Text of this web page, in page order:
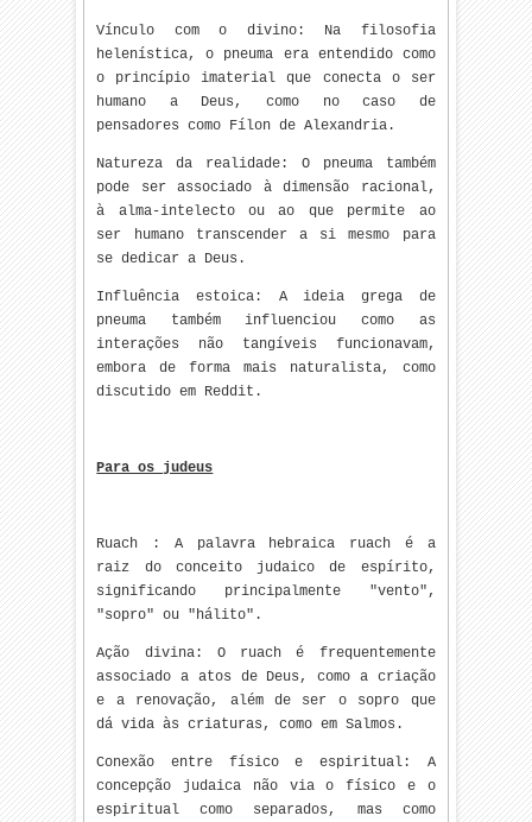
Vínculo com o divino: Na filosofia
helenística, o pneuma era entendido como
o princípio imaterial que conecta o ser
humano a Deus, como no caso de
pensadores como Fílon de Alexandria.
Natureza da realidade: O pneuma também
pode ser associado à dimensão racional,
à alma-intelecto ou ao que permite ao
ser humano transcender a si mesmo para
se dedicar a Deus.
Influência estoica: A ideia grega de
pneuma também influenciou como as
interações não tangíveis funcionavam,
embora de forma mais naturalista, como
discutido em Reddit.
Para os judeus
Ruach : A palavra hebraica ruach é a
raiz do conceito judaico de espírito,
significando principalmente "vento",
"sopro" ou "hálito".
Ação divina: O ruach é frequentemente
associado a atos de Deus, como a criação
e a renovação, além de ser o sopro que
dá vida às criaturas, como em Salmos.
Conexão entre físico e espiritual: A
concepção judaica não via o físico e o
espiritual como separados, mas como